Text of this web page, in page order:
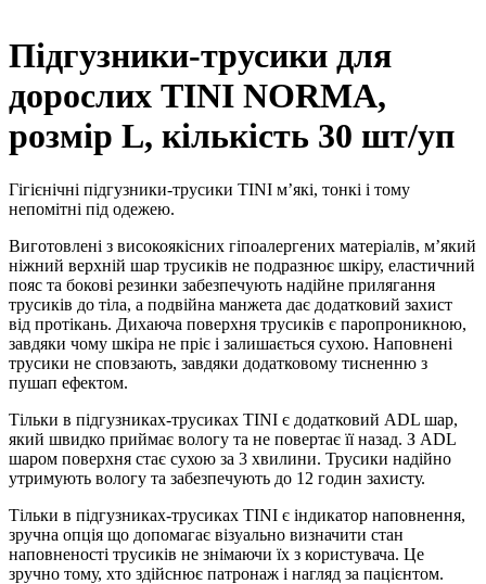
Підгузники-трусики для
дорослих TINI NORMA,
розмір L, кількість 30 шт/уп
Гігієнічні підгузники-трусики TINI м’які, тонкі і тому
непомітні під одежею.
Виготовлені з високоякісних гіпоалергених матеріалів, м’який
ніжний верхній шар трусиків не подразнює шкіру, еластичний
пояс та бокові резинки забезпечують надійне прилягання
трусиків до тіла, а подвійна манжета дає додатковий захист
від протікань. Дихаюча поверхня трусиків є паропроникною,
завдяки чому шкіра не пріє і залишається сухою. Наповнені
трусики не сповзають, завдяки додатковому тисненню з
пушап ефектом.
Тільки в підгузниках-трусиках TINI є додатковий ADL шар,
який швидко приймає вологу та не повертає її назад. З ADL
шаром поверхня стає сухою за 3 хвилини. Трусики надійно
утримують вологу та забезпечують до 12 годин захисту.
Тільки в підгузниках-трусиках TINI є індикатор наповнення,
зручна опція що допомагає візуально визначити стан
наповненості трусиків не знімаючи їх з користувача. Це
зручно тому, хто здійснює патронаж і нагляд за пацієнтом.